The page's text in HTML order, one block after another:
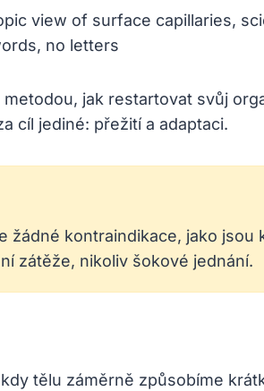
jak restartovat svůj
cíl jediné: přežití a adaptaci.
kontraindikace, jako
zátěže, nikoliv šokové jednání.
tělu záměrně způsobíme